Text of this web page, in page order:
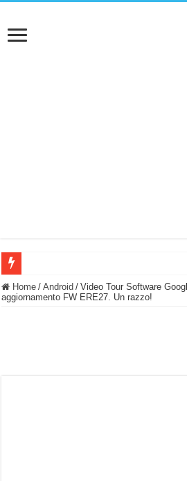
BASTA FATICARE! Questo robot tagliaerba lo
Home / Android / Video Tour Software
aggiornamento FW ERE27. Un razzo!